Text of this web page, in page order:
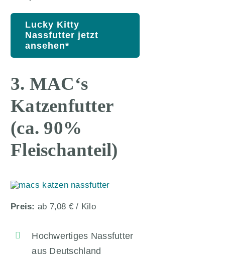
Lucky Kitty
Nassfutter jetzt
ansehen*
3. MAC‘s
Katzenfutter
(ca. 90%
Fleischanteil)
Preis: ab 7,08 € / Kilo
Hochwertiges Nassfutter
aus Deutschland